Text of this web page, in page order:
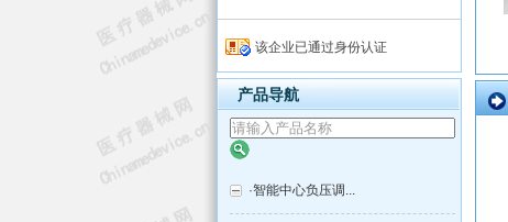
该企业已通过身份认证
产品导航
·智能中心负压调...